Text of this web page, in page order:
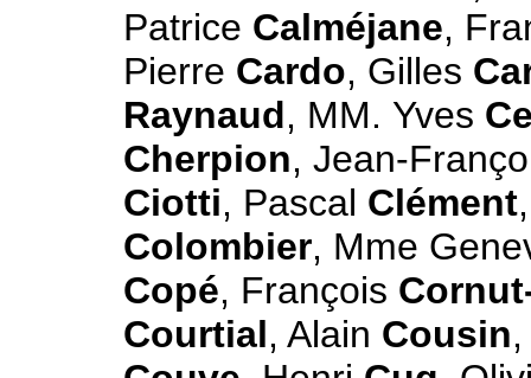
Patrice Calméjane,
Pierre Cardo, Gilles
Raynaud, MM. Yves
Cherpion, Jean-
Ciotti, Pascal Clément
Colombier, Mme
Copé, François
Courtial, Alain Cousin